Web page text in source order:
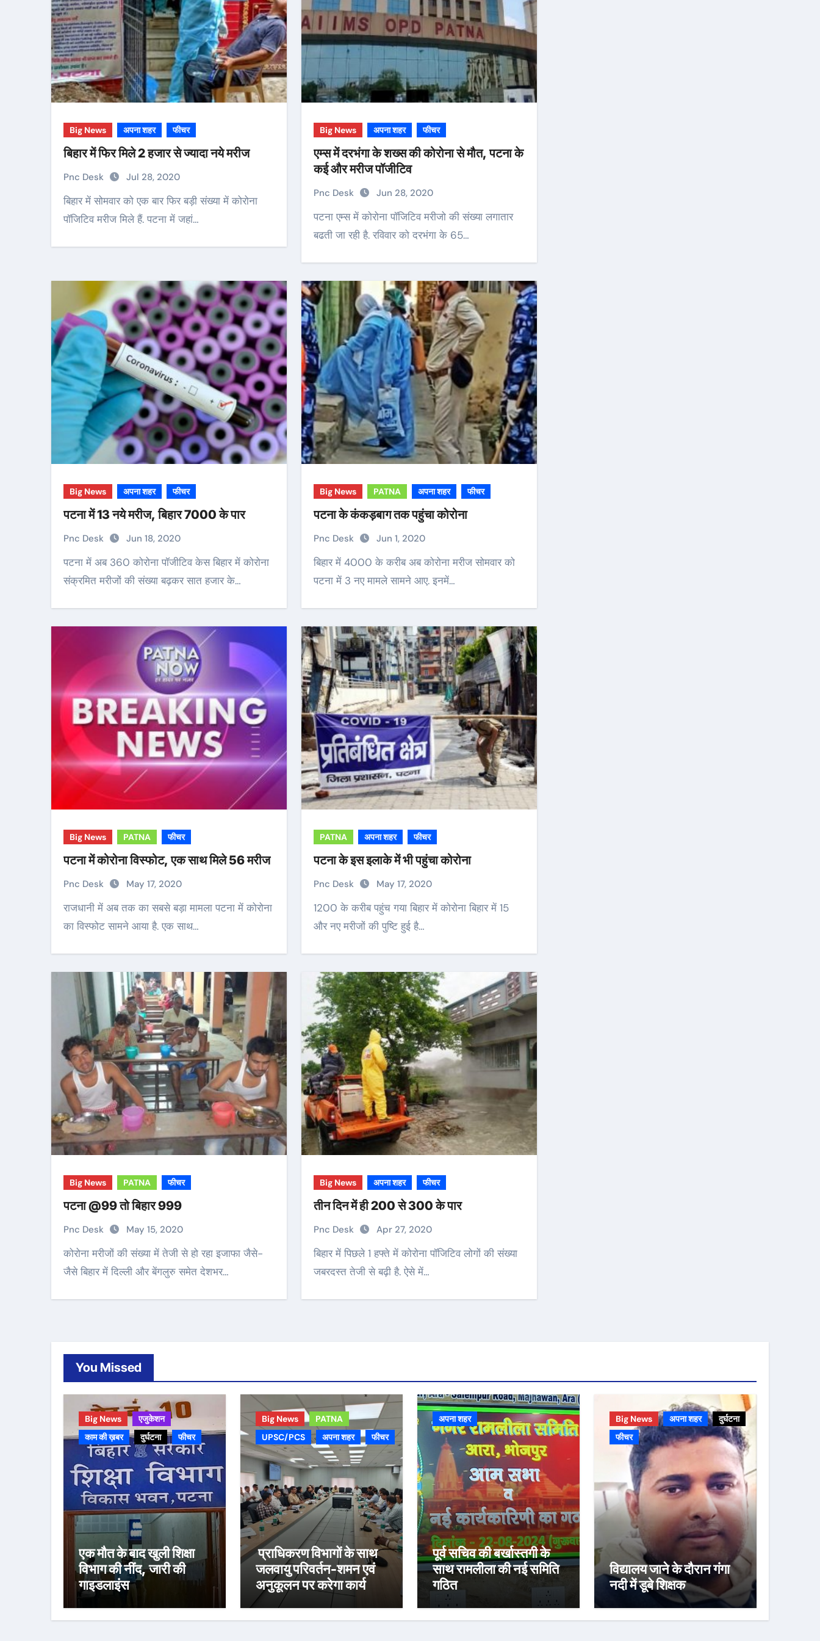
Big News अपना शहर फीचर
बिहार में फिर मिले 2 हजार से ज्यादा नये मरीज
Pnc Desk Jul 28, 2020
बिहार में सोमवार को एक बार फिर बड़ी संख्या में कोरोना
पॉजिटिव मरीज मिले हैं. पटना में जहां…
Big News अपना शहर फीचर
एम्स में दरभंगा के शख्स की कोरोना से मौत, पटना के
कई और मरीज पॉजीटिव
Pnc Desk Jun 28, 2020
पटना एम्स में कोरोना पॉजिटिव मरीजो की संख्या लगातार
बढती जा रही है. रविवार को दरभंगा के 65…
Big News अपना शहर फीचर
पटना में 13 नये मरीज, बिहार 7000 के पार
Pnc Desk Jun 18, 2020
पटना में अब 360 कोरोना पॉजीटिव केस बिहार में कोरोना
संक्रमित मरीजों की संख्या बढ़कर सात हजार के…
Big News PATNA अपना शहर फीचर
पटना के कंकड़बाग तक पहुंचा कोरोना
Pnc Desk Jun 1, 2020
बिहार में 4000 के करीब अब कोरोना मरीज सोमवार को
पटना में 3 नए मामले सामने आए. इनमें…
Big News PATNA फीचर
पटना में कोरोना विस्फोट, एक साथ मिले 56 मरीज
Pnc Desk May 17, 2020
राजधानी में अब तक का सबसे बड़ा मामला पटना में कोरोना
का विस्फोट सामने आया है. एक साथ…
PATNA अपना शहर फीचर
पटना के इस इलाके में भी पहुंचा कोरोना
Pnc Desk May 17, 2020
1200 के करीब पहुंच गया बिहार में कोरोना बिहार में 15
और नए मरीजों की पुष्टि हुई है…
Big News PATNA फीचर
पटना @99 तो बिहार 999
Pnc Desk May 15, 2020
कोरोना मरीजों की संख्या में तेजी से हो रहा इजाफा जैसे-
जैसे बिहार में दिल्ली और बेंगलुरु समेत देशभर…
Big News अपना शहर फीचर
तीन दिन में ही 200 से 300 के पार
Pnc Desk Apr 27, 2020
बिहार में पिछले 1 हफ्ते में कोरोना पॉजिटिव लोगों की संख्या
जबरदस्त तेजी से बढ़ी है. ऐसे में…
You Missed
Big News
एजुकेशन
काम की ख़बर
दुर्घटना फीचर
एक मौत के बाद खुली शिक्षा
विभाग की नींद, जारी की
गाइडलाइंस
Big News
PATNA
UPSC/PCS
अपना शहर फीचर
प्राधिकरण विभागों के साथ
जलवायु परिवर्तन-शमन एवं
अनुकूलन पर करेगा कार्य
अपना शहर
पूर्व सचिव की बर्खास्तगी के
साथ रामलीला की नई समिति
गठित
Big News अपना शहर
दुर्घटना
फीचर
विद्यालय जाने के दौरान गंगा
नदी में डूबे शिक्षक